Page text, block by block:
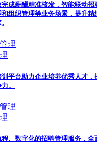
成薪酬精准核发，智能联动招
和组织管理等业务场景，提升
平台助力企业培养优秀人才，
。
、数字化的招聘管理服务，全